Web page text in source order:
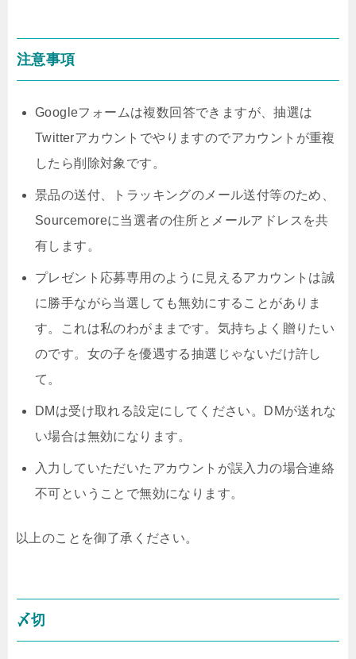
注意事項
Googleフォームは複数回答できますが、抽選は
Twitterアカウントでやりますのでアカウントが重複
したら削除対象です。
景品の送付、トラッキングのメール送付等のため、
Sourcemoreに当選者の住所とメールアドレスを共
有します。
プレゼント応募専用のように見えるアカウントは誠
に勝手ながら当選しても無効にすることがありま
す。これは私のわがままです。気持ちよく贈りたい
のです。女の子を優遇する抽選じゃないだけ許し
て。
DMは受け取れる設定にしてください。DMが送れな
い場合は無効になります。
入力していただいたアカウントが誤入力の場合連絡
不可ということで無効になります。
以上のことを御了承ください。
〆切